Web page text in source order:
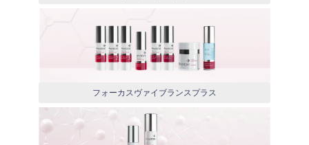
フォーカスヴァイブランスプラス